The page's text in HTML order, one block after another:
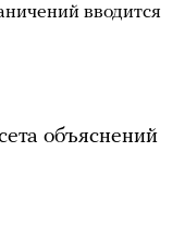
вводится
объяснений